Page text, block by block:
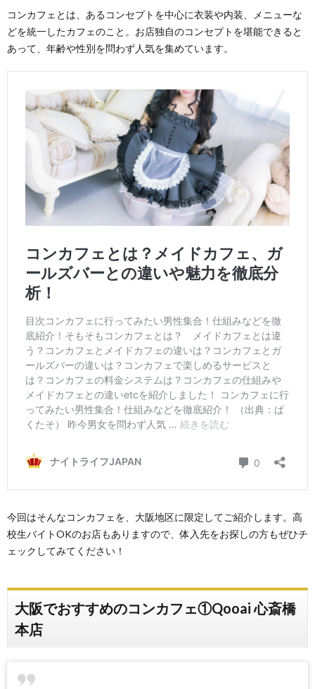
コンカフェとは、あるコンセプトを中心に衣装や内装、メニューな
どを統一したカフェのこと。お店独自のコンセプトを堪能できると
あって、年齢や性別を問わず人気を集めています。
今回はそんなコンカフェを、大阪地区に限定してご紹介します。高
校生バイトOKのお店もありますので、体入先をお探しの方もぜひチ
ェックしてみてください！
大阪でおすすめのコンカフェ①Qooai 心斎橋
本店